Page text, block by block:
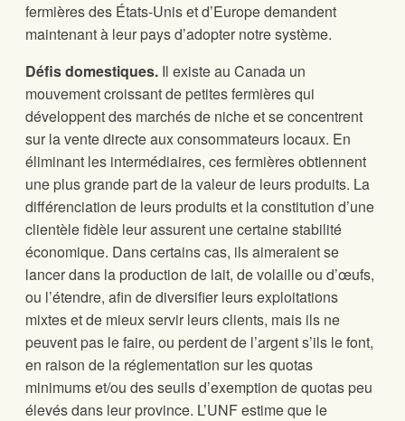
fermières des États-Unis et d’Europe demandent
maintenant à leur pays d’adopter notre système.
Défis domestiques. Il existe au Canada un
mouvement croissant de petites fermières qui
développent des marchés de niche et se concentrent
sur la vente directe aux consommateurs locaux. En
éliminant les intermédiaires, ces fermières obtiennent
une plus grande part de la valeur de leurs produits. La
différenciation de leurs produits et la constitution d’une
clientèle fidèle leur assurent une certaine stabilité
économique. Dans certains cas, ils aimeraient se
lancer dans la production de lait, de volaille ou d’œufs,
ou l’étendre, afin de diversifier leurs exploitations
mixtes et de mieux servir leurs clients, mais ils ne
peuvent pas le faire, ou perdent de l’argent s’ils le font,
en raison de la réglementation sur les quotas
minimums et/ou des seuils d’exemption de quotas peu
élevés dans leur province. L’UNF estime que le